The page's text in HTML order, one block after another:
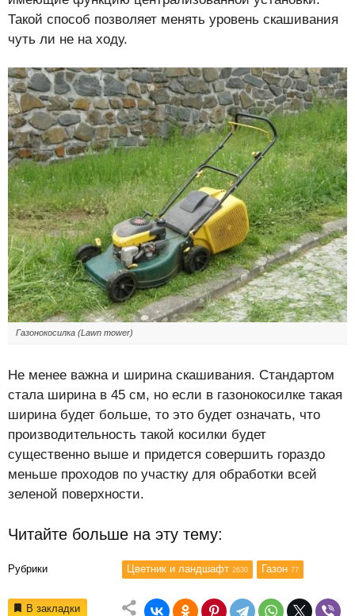
Такой способ позволяет менять уровень скашивания
чуть ли не на ходу.
Газонокосилка (Lawn mower)
Не менее важна и ширина скашивания. Стандартом
стала ширина в 45 см, но если в газонокосилке такая
ширина будет больше, то это будет означать, что
производительность такой косилки будет
существенно выше и придется совершить гораздо
меньше проходов по участку для обработки всей
зеленой поверхности.
Читайте больше на эту тему:
Рубрики Цветник и ландшафт 2630 Газон 77
В закладки